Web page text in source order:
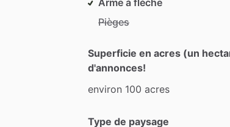
Pièges
Superficie en acres (un
d'annonces!
environ 100 acres
Type de paysage